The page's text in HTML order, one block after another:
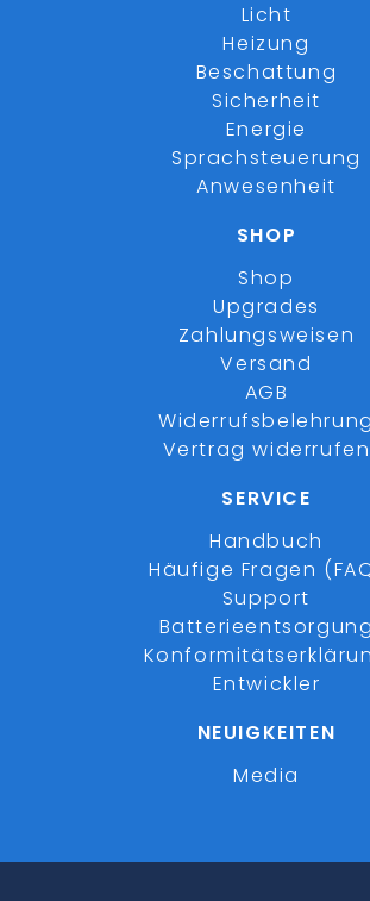
Licht
Heizung
Beschattung
Sicherheit
Energie
Sprachsteuerung
Anwesenheit
SHOP
Shop
Upgrades
Zahlungsweisen
Versand
AGB
Widerrufsbelehrung
Vertrag widerrufen
SERVICE
Handbuch
Häufige Fragen
Support
Batterieentsorgung
Entwickler
NEUIGKEITEN
Media